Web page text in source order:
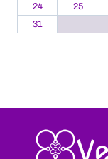
24
25
31